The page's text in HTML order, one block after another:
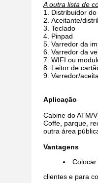
A outra lista de
Distribuidor
Aceitante/
Teclado
Pinpad
Varredor da
Varredor da
WIFI ou
Leitor de
Varredor/
Aplicação
Cabine do ATM/
Coffe, parque,
outra área
Vantagens
clientes e para